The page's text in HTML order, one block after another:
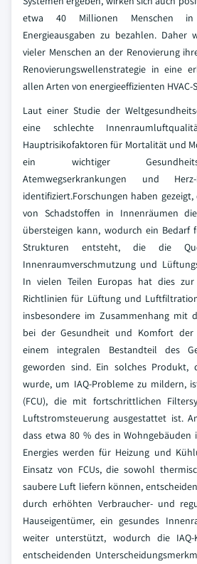
etwa 40 Millionen Menschen
Energieausgaben zu bezahlen. Daher
vieler Menschen an der Renovierung
Renovierungswellenstrategie in eine
allen Arten von energieeffizienten
Laut einer Studie der
eine schlechte
Hauptrisikofaktoren für Mortalität und
ein wichtiger
Atemwegserkrankungen und Herz-
identifiziert.Forschungen haben
von Schadstoffen in Innenräumen
übersteigen kann, wodurch ein Bedarf
Strukturen entsteht, die die
Innenraumverschmutzung und
In vielen Teilen Europas hat dies zur
Richtlinien für Lüftung und
insbesondere im Zusammenhang mit
bei der Gesundheit und Komfort der
einem integralen Bestandteil des
geworden sind. Ein solches Produkt,
wurde, um IAQ-Probleme zu mildern,
(FCU), die mit fortschrittlichen
Luftstromsteuerung ausgestattet ist.
dass etwa 80 % des in Wohngebäuden
Energies werden für Heizung und
Einsatz von FCUs, die sowohl
saubere Luft liefern können,
durch erhöhten Verbraucher- und
Hauseigentümer, ein gesundes
weiter unterstützt, wodurch die
entscheidenden